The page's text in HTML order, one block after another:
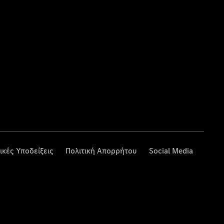
Υποδείξεις Πολιτική Απορρήτου Social Media